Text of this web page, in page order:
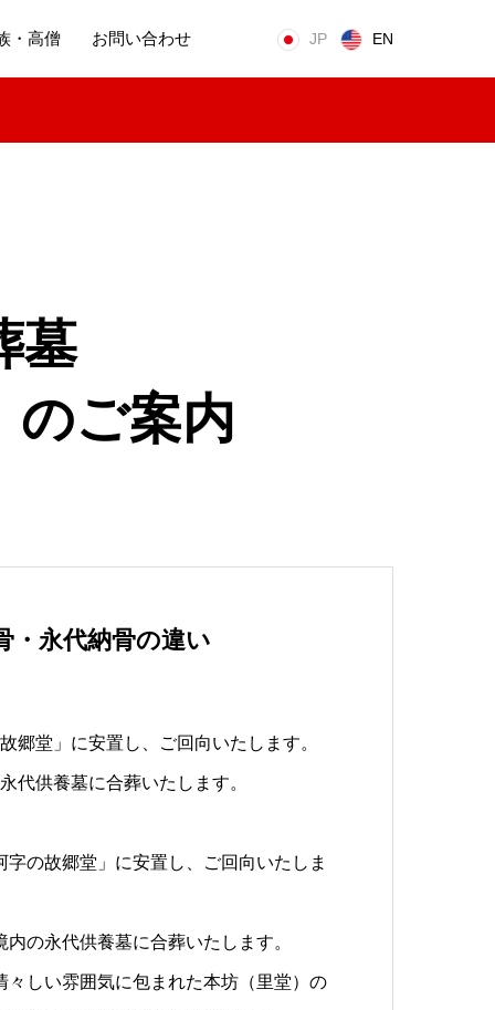
・高僧 お問い合わせ JP EN
墓
のご案内
・永代納骨の違い
郷堂」に安置し、ご回向いたします。
代供養墓に合葬いたします。
の故郷堂」に安置し、ご回向いたしま
の永代供養墓に合葬いたします。
々しい雰囲気に包まれた本坊（里堂）の